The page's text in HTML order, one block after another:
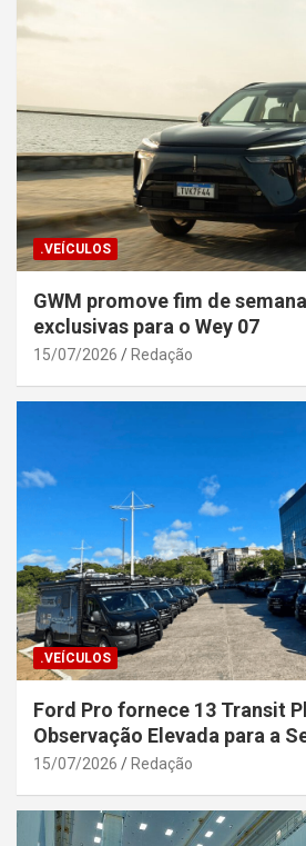
.VEÍCULOS
GWM promove fim de
exclusivas para o Wey 07
15/07/2026 Redação
.VEÍCULOS
Ford Pro fornece 13 Transit
Observação Elevada para a
Segurança Pública da Bahia
15/07/2026 Redação